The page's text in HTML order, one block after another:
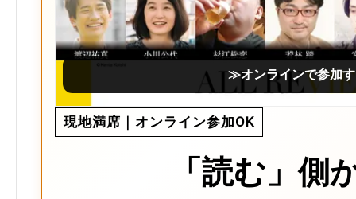
≫オンラインで参加
現地満席｜オンライン参加OK
「読む」側